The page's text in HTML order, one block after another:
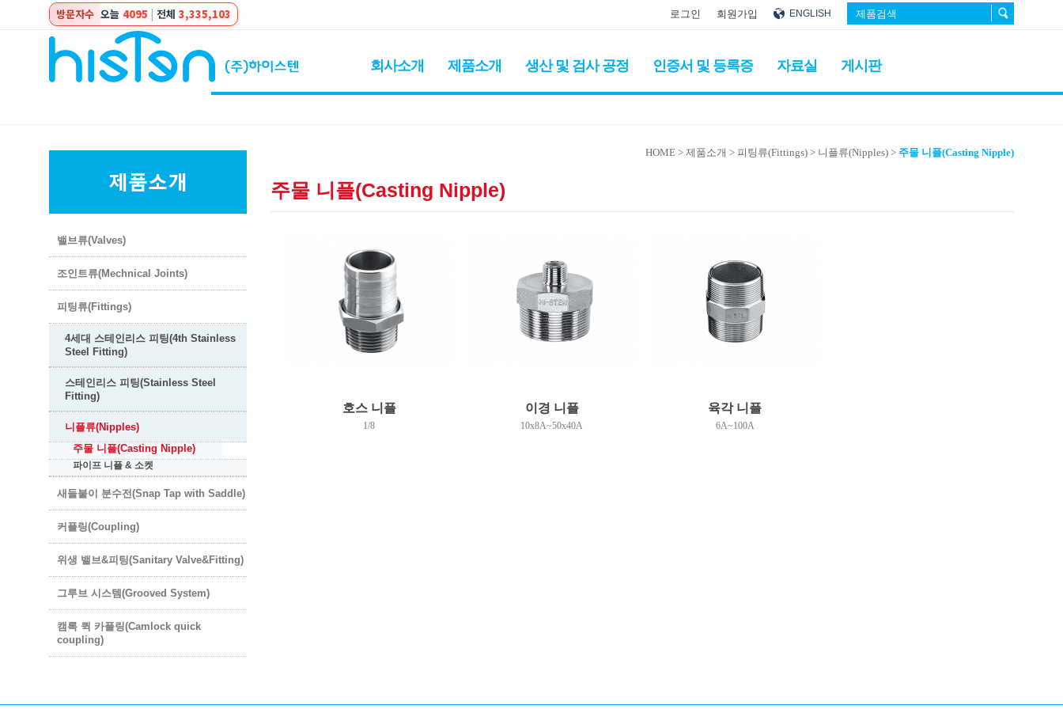
방문자수 오늘 4095 | 전체 3,335,103 로그인 회원가입 ENGLISH
회사소개 제품소개 생산 및 검사 공정 인증서 및 등록증 자료실 게시판
밸브류(Valves)
조인트류(Mechnical Joints)
피팅류(Fittings)
4세대 스테인리스 피팅(4th Stainless
Steel Fitting)
스테인리스 피팅(Stainless Steel
Fitting)
니플류(Nipples)
주물 니플(Casting Nipple)
파이프 니플 & 소켓
새들붙이 분수전(Snap Tap with Saddle)
커플링(Coupling)
위생 밸브&피팅(Sanitary Valve&Fitting)
그루브 시스템(Grooved System)
캠록 퀵 카플링(Camlock quick
coupling)
HOME > 제품소개 > 피팅류(Fittings) > 니플류(Nipples) > 주물 니플(Casting Nipple)
주물 니플(Casting Nipple)
호스 니플
1/8
이경 니플
10x8A~50x40A
육각 니플
6A~100A